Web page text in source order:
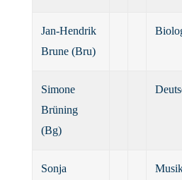
Jan-Hendrik
Brune (Bru)
Simone
Brüning
(Bg)
Sonja